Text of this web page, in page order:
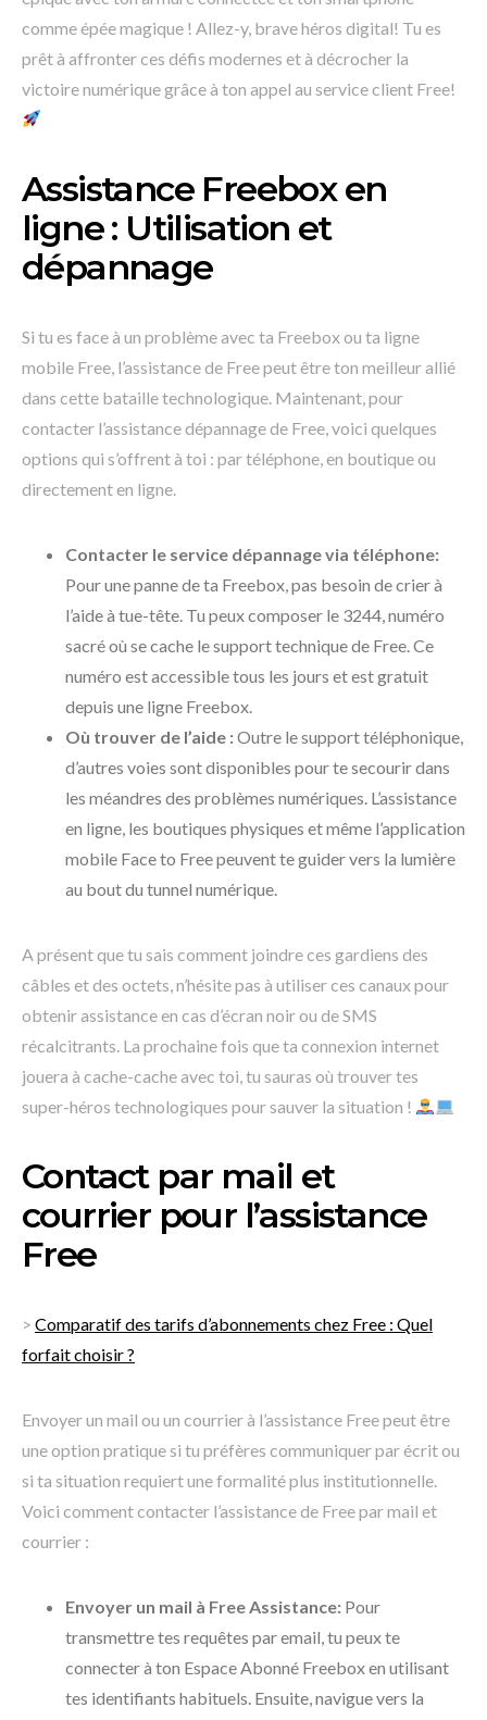
comme épée magique ! Allez-y, brave héros digital! Tu es
prêt à affronter ces défis modernes et à décrocher la
victoire numérique grâce à ton appel au service client Free!
Assistance Freebox en
ligne : Utilisation et
dépannage
Si tu es face à un problème avec ta Freebox ou ta ligne
mobile Free, l’assistance de Free peut être ton meilleur allié
dans cette bataille technologique. Maintenant, pour
contacter l’assistance dépannage de Free, voici quelques
options qui s’offrent à toi : par téléphone, en boutique ou
directement en ligne.
Contacter le service dépannage via téléphone:
Pour une panne de ta Freebox, pas besoin de crier à
l’aide à tue-tête. Tu peux composer le 3244, numéro
sacré où se cache le support technique de Free. Ce
numéro est accessible tous les jours et est gratuit
depuis une ligne Freebox.
Où trouver de l’aide :Outre le support téléphonique,
d’autres voies sont disponibles pour te secourir dans
les méandres des problèmes numériques. L’assistance
en ligne, les boutiques physiques et même l’application
mobile Face to Free peuvent te guider vers la lumière
au bout du tunnel numérique.
A présent que tu sais comment joindre ces gardiens des
câbles et des octets, n’hésite pas à utiliser ces canaux pour
obtenir assistance en cas d’écran noir ou de SMS
récalcitrants. La prochaine fois que ta connexion internet
jouera à cache-cache avec toi, tu sauras où trouver tes
super-héros technologiques pour sauver la situation !
Contact par mail et
courrier pour l’assistance
Free
> Comparatif des tarifs d’abonnements chez Free : Quel
forfait choisir ?
Envoyer un mail ou un courrier à l’assistance Free peut être
une option pratique si tu préfères communiquer par écrit ou
si ta situation requiert une formalité plus institutionnelle.
Voici comment contacter l’assistance de Free par mail et
courrier :
Envoyer un mail à Free Assistance: Pour
transmettre tes requêtes par email, tu peux te
connecter à ton Espace Abonné Freebox en utilisant
tes identifiants habituels. Ensuite, navigue vers la